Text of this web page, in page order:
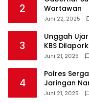
2
Wartawan
Juni 22, 2025
3
Unggah
KBS
Juni 21, 2025
4
Polres
Jaringan
Delivery
Juni 21, 2025